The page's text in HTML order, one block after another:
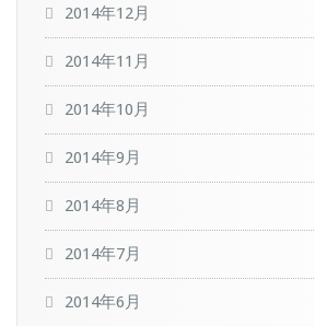
2014年12月
2014年11月
2014年10月
2014年9月
2014年8月
2014年7月
2014年6月